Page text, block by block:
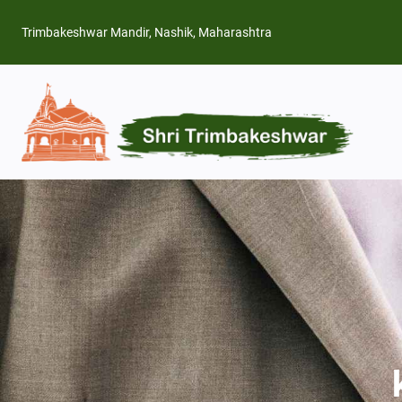
content
Trimbakeshwar Mandir, Nashik, Maharashtra